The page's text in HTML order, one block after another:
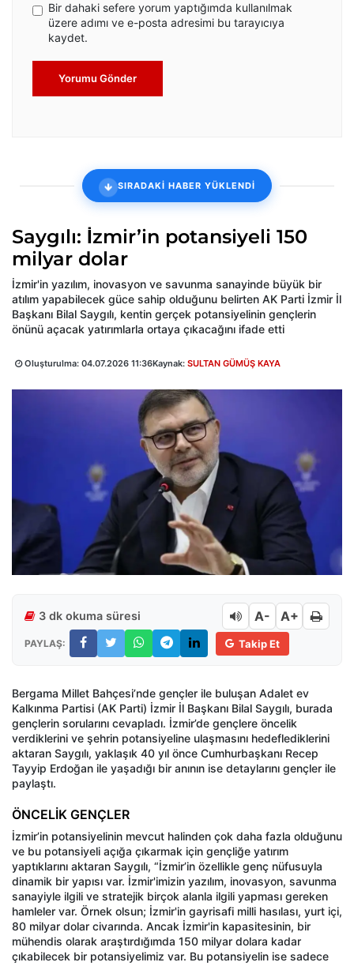
Bir dahaki sefere yorum yaptığımda kullanılmak
üzere adımı ve e-posta adresimi bu tarayıcıya
kaydet.
Yorumu Gönder
SIRADAKİ HABER YÜKLENDİ
Saygılı: İzmir’in potansiyeli 150
milyar dolar
İzmir'in yazılım, inovasyon ve savunma sanayinde büyük bir
atılım yapabilecek güce sahip olduğunu belirten AK Parti İzmir İl
Başkanı Bilal Saygılı, kentin gerçek potansiyelinin gençlerin
önünü açacak yatırımlarla ortaya çıkacağını ifade etti
Oluşturulma: 04.07.2026 11:36Kaynak: SULTAN GÜMÜŞ KAYA
3 dk okuma süresi A- A+
PAYLAŞ: Takip Et
Bergama Millet Bahçesi’nde gençler ile buluşan Adalet ev
Kalkınma Partisi (AK Parti) İzmir İl Başkanı Bilal Saygılı, burada
gençlerin sorularını cevapladı. İzmir’de gençlere öncelik
verdiklerini ve şehrin potansiyeline ulaşmasını hedeflediklerini
aktaran Saygılı, yaklaşık 40 yıl önce Cumhurbaşkanı Recep
Tayyip Erdoğan ile yaşadığı bir anının ise detaylarını gençler ile
paylaştı.
ÖNCELİK GENÇLER
İzmir’in potansiyelinin mevcut halinden çok daha fazla olduğunu
ve bu potansiyeli açığa çıkarmak için gençliğe yatırım
yaptıklarını aktaran Saygılı, “İzmir’in özellikle genç nüfusuyla
dinamik bir yapısı var. İzmir'imizin yazılım, inovasyon, savunma
sanayiyle ilgili ve stratejik birçok alanla ilgili yapması gereken
hamleler var. Örnek olsun; İzmir'in gayrisafi milli hasılası, yurt içi,
80 milyar dolar civarında. Ancak İzmir'in kapasitesinin, bir
mühendis olarak araştırdığımda 150 milyar dolara kadar
çıkabilecek bir potansiyelimiz var. Bu potansiyelin ise sadece